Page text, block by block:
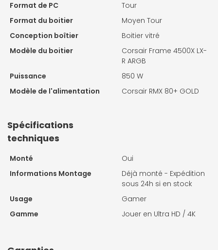
Format de PC
Tour
Format du boitier
Moyen Tour
Conception boîtier
Boitier vitré
Modèle du boitier
Corsair Frame 4500X LX-
R ARGB
Puissance
850 W
Modèle de l'alimentation
Corsair RMX 80+ GOLD
Spécifications
techniques
Monté
Oui
Informations Montage
Déjà monté - Expédition
sous 24h si en stock
Usage
Gamer
Gamme
Jouer en Ultra HD / 4K